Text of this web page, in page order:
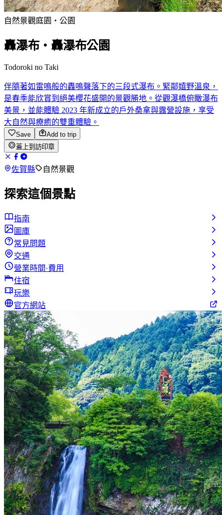
自然景觀庭園・公園
轟瀑布・轟瀑布公園
Todoroki no Taki
伴隨著如雷鳴般的轟鳴聲落下的三段式瀑布。緊鄰嬉野溫泉，
是春季能欣賞到絕美櫻花盛開的景觀勝地。從觀瀑橋俯瞰瀑布
美景，並能體驗 2023 年新成立的戶外桑拿與露營設施，享受
大自然與療癒的雙重體驗。
Save
Add to trip
蓋上到訪印章
佐賀縣 自然景觀
探索這個景點
指南
圖庫
常見問題
交通
營業時間·費用
住宿
玩樂
官方網站